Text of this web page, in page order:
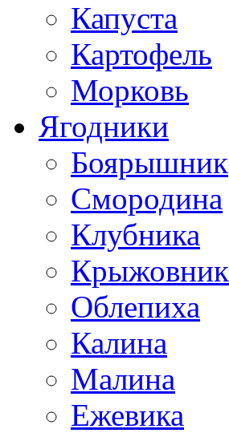
Капуста
Картофель
Морковь
Ягодники
Боярышник
Смородина
Клубника
Крыжовник
Облепиха
Калина
Малина
Ежевика